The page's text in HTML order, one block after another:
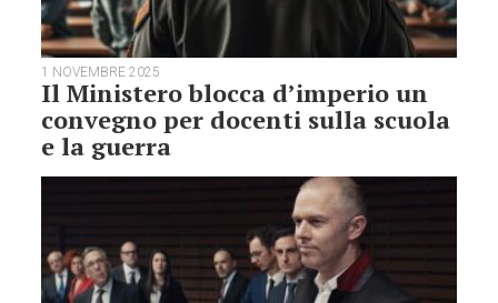
1 NOVEMBRE 2025
Il Ministero blocca d’imperio un
convegno per docenti sulla scuola
e la guerra